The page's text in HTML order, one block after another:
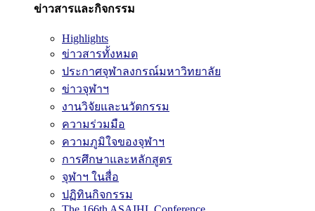
ข่าวสารและกิจกรรม
Highlights
ข่าวสารทั้งหมด
ประกาศจุฬาลงกรณ์มหาวิทยาลัย
ข่าวจุฬาฯ
งานวิจัยและนวัตกรรม
ความร่วมมือ
ความภูมิใจของจุฬาฯ
การศึกษาและหลักสูตร
จุฬาฯ ในสื่อ
ปฏิทินกิจกรรม